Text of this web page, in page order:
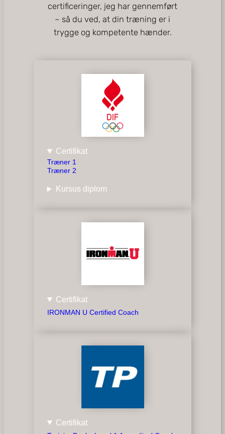
certificeringer, jeg har gennemført
– så du ved, at din træning er i
trygge og kompetente hænder.
Certifikat
Træner 1
Træner 2
Kursus diplom
Certifikat
IRONMAN U Certified Coach
Certifikat